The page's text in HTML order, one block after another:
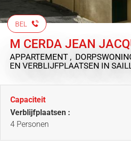
BEL
M CERDA JEAN
APPARTEMENT ,
EN VERBLIJFPLAATSEN IN
Capaciteit
Verblijfplaatsen :
4 Personen